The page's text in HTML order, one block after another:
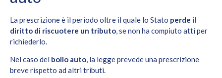
La prescrizione è il periodo oltre il quale lo Stato perde il
diritto di riscuotere un tributo, se non ha compiuto atti per
richiederlo.
Nel caso del bollo auto, la legge prevede una prescrizione
breve rispetto ad altri tributi.